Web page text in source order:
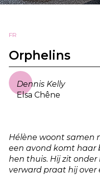
FR
Orphelins
Dennis Kelly
Elsa Chêne
Hélène woont samen
een avond komt haar
hen thuis. Hij zit
verward praat hij over